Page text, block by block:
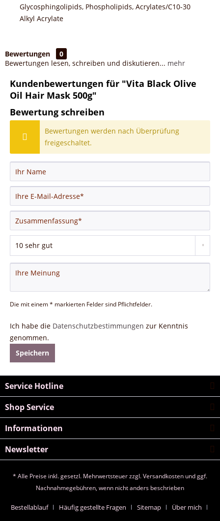
Glycosphingolipids, Phospholipids, Acrylates/C10-30
Alkyl Acrylate
Bewertungen
0
Bewertungen lesen, schreiben und diskutieren... mehr
Kundenbewertungen für "Vita Black Olive
Oil Hair Mask 500g"
Bewertung schreiben
Bewertungen werden nach Überprüfung
freigeschaltet.
Die mit einem * markierten Felder sind Pflichtfelder.
Ich habe die Datenschutzbestimmungen zur Kenntnis
genommen.
Speichern
Service Hotline
Shop Service
Informationen
Newsletter
* Alle Preise inkl. gesetzl. Mehrwertsteuer zzgl.Versandkosten und ggf.
Nachnahmegebühren, wenn nicht anders beschrieben
Bestellablauf Häufig gestellte Fragen Sitemap
Über mich